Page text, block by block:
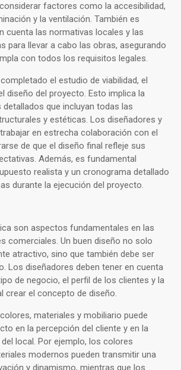
factores como la accesibilidad,
y la ventilación. También es
cuenta las normativas locales y las
para llevar a cabo las obras, asegurando
con todos los requisitos legales.
el estudio de viabilidad, el
diseño del proyecto. Esto implica la
que incluyan todas las
y estéticas. Los diseñadores y
en estrecha colaboración con el
de que el diseño final refleje sus
Además, es fundamental
realista y un cronograma detallado
durante la ejecución del proyecto.
son aspectos fundamentales en las
comerciales. Un buen diseño no solo
atractivo, sino que también debe ser
Los diseñadores deben tener en cuenta
de negocio, el perfil de los clientes y la
crear el concepto de diseño.
materiales y mobiliario puede
en la percepción del cliente y en la
local. Por ejemplo, los colores
modernos pueden transmitir una
y dinamismo, mientras que los